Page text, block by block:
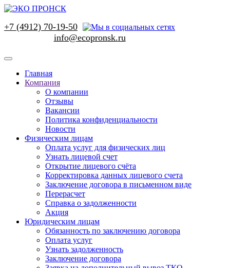
+7 (4912) 70-19-50
Главная
Компания
О компании
Отзывы
Вакансии
Политика конфиденциальности
Новости
Физическим лицам
Оплата услуг для физических лиц
Узнать лицевой счет
Открытие лицевого счёта
Корректировка данных лицевого счета
Заключение договора в письменном виде
Перерасчет
Справка о задолженности
Акция
Юридическим лицам
Обязанность по заключению договора
Оплата услуг
Узнать задолженность
Заключение договора